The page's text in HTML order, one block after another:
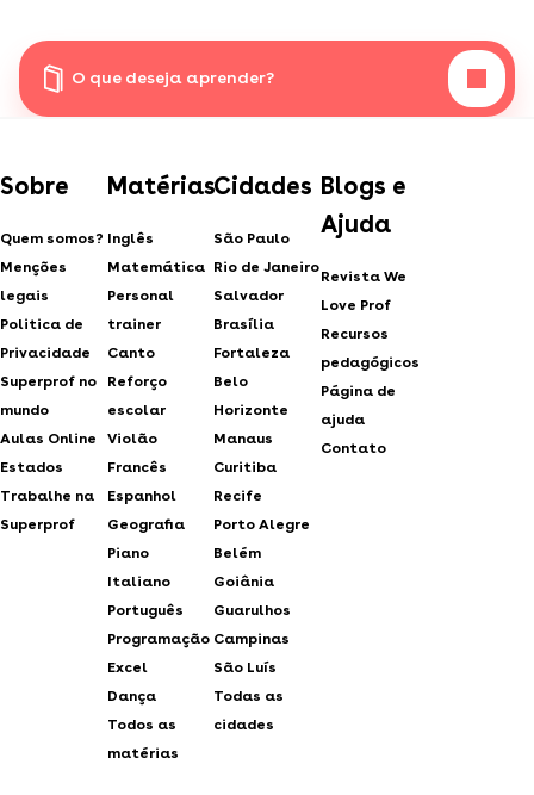
O que deseja aprender?
Sobre
Quem somos?
Menções
legais
Politica de
Privacidade
Superprof no
mundo
Aulas Online
Estados
Trabalhe na
Superprof
Matérias
Inglês
Matemática
Personal
trainer
Canto
Reforço
escolar
Violão
Francês
Espanhol
Geografia
Piano
Italiano
Português
Programação
Excel
Dança
Todos as
matérias
Cidades
São Paulo
Rio de Janeiro
Salvador
Brasília
Fortaleza
Belo
Horizonte
Manaus
Curitiba
Recife
Porto Alegre
Belém
Goiânia
Guarulhos
Campinas
São Luís
Todas as
cidades
Blogs e
Ajuda
Revista We
Love Prof
Recursos
pedagógicos
Página de
ajuda
Contato